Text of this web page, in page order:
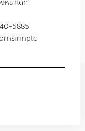
หน้าได้ที่
5885